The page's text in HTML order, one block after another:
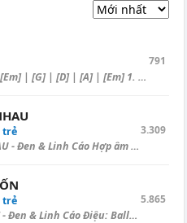
♪ [E] | [G] | [D] | [A] | [Em] | [G] | [D] | [A] | [Em] 1. Nếu được sống...
791
trẻ
♪ TA CỨ ĐI CÙNG NHAU - Đen & Linh Cáo Hợp âm dạo - Ballad: [Gm] | [G...
3.309
trẻ
♪ ĐƯA NHAU ĐI TRỐN - Đen & Linh Cáo Điệu: Ballad Intro: [Cm] | [G#]...
5.865